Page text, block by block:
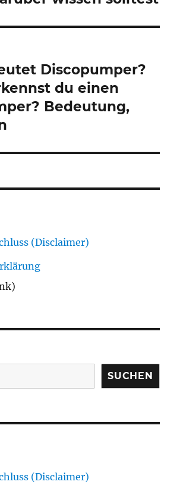
Discopumper?
du einen
Bedeutung,
(Disclaimer)
SUCHEN
(Disclaimer)